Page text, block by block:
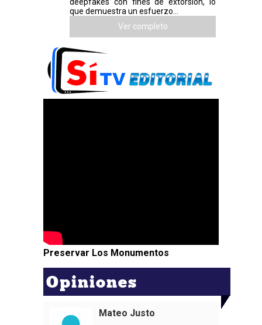
que demuestra un esfuerzo...
Ver completo
Preservar Los Monumentos
Opiniones
Mateo Justo